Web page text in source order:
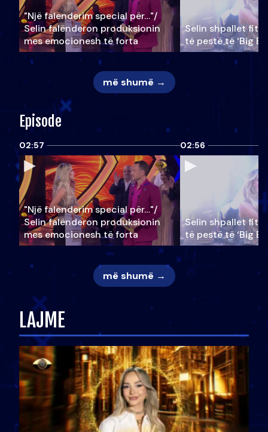
"Një falenderim special për…"/
Selin falënderon produksionin
mes emocionesh të forta
Selin shpallet
të pestë të ‘Big
më shumë →
Episode
02:57
"Një falenderim special për…"/
Selin falënderon produksionin
mes emocionesh të forta
02:56
Selin shpallet
të pestë të ‘Big
më shumë →
LAJME